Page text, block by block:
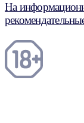
На